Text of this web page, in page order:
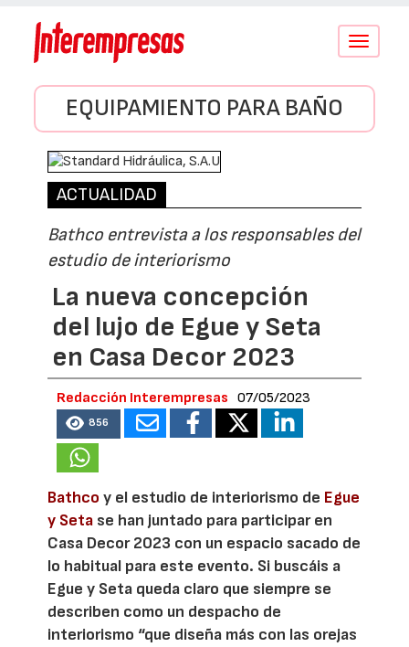
Conmutar
EQUIPAMIENTO PARA BAÑO
ACTUALIDAD
Bathco entrevista a los responsables del
estudio de interiorismo
La nueva concepción
del lujo de Egue y Seta
en Casa Decor 2023
Redacción Interempresas 07/05/2023
856
Bathco y el estudio de interiorismo de Egue
y Seta se han juntado para participar en
Casa Decor 2023 con un espacio sacado de
lo habitual para este evento. Si buscáis a
Egue y Seta queda claro que siempre se
describen como un despacho de
interiorismo “que diseña más con las orejas